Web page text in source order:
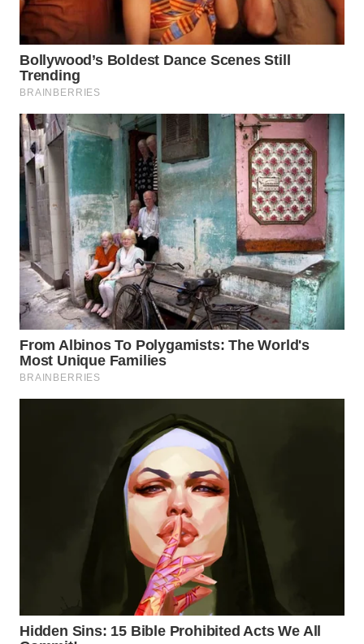
TEBING
TINGGI
WN
PAKPAK
WN
KARAWANG
WN
BEKASI
WN
BOGOR
WN
DEPOK
WN
UTARA